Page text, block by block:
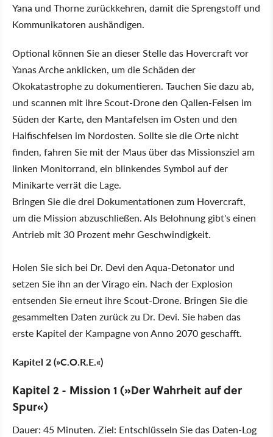
Yana und Thorne zurückkehren, damit die Sprengstoff und
Kommunikatoren aushändigen.
Optional können Sie an dieser Stelle das Hovercraft vor
Yanas Arche anklicken, um die Schäden der
Ökokatastrophe zu dokumentieren. Tauchen Sie dazu ab,
und scannen mit ihre Scout-Drone den Qallen-Felsen im
Süden der Karte, den Mantafelsen im Osten und den
Haifischfelsen im Nordosten. Sollte sie die Orte nicht
finden, fahren Sie mit der Maus über das Missionsziel am
linken Monitorrand, ein blinkendes Symbol auf der
Minikarte verrät die Lage.
Bringen Sie die drei Dokumentationen zum Hovercraft,
um die Mission abzuschließen. Als Belohnung gibt's einen
Antrieb mit 30 Prozent mehr Geschwindigkeit.
Holen Sie sich bei Dr. Devi den Aqua-Detonator und
setzen Sie ihn an der Virago ein. Nach der Explosion
entsenden Sie erneut ihre Scout-Drone. Bringen Sie die
gesammelten Daten zurück zu Dr. Devi. Sie haben das
erste Kapitel der Kampagne von Anno 2070 geschafft.
Kapitel 2 (»C.O.R.E.«)
Kapitel 2 - Mission 1 (»Der Wahrheit auf der
Spur«)
Dauer: 45 Minuten. Ziel: Entschlüsseln Sie das Daten-Log